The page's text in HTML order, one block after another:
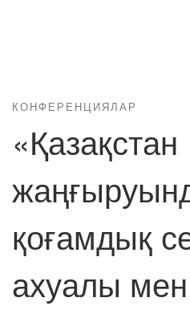
КОНФЕРЕНЦИЯЛАР
«Қазақстан
қоғамдық
ахуалы